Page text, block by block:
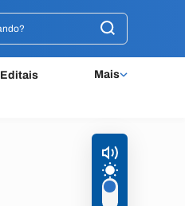
Editais Mais